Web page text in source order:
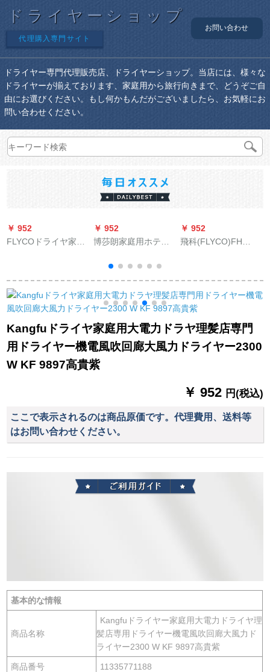
ドライヤーショップ
代理購入専門サイト
お問い合わせ
ドライヤー専門代理販売店、ドライヤーショップ。当店には、様々な
ドライヤーが揃えております、家庭用から旅行向きまで、どうぞご自
由にお選びください。もし何かもんだがございましたら、お気軽にお
問い合わせください。
￥ 952
FLYCOドライヤ家庭
標準装備+エアマーク
スタンド
￥ 952
博莎朗家庭用ホテル
イレに壁挂け式ドラ
イヤのドライヤ浴室
壁挂けけけけドライ
ヤB-551
￥ 952
飛科(FLYCO)FH
イヤは、恒温1200 W
パドルホワイト+エア
マットを折り畳する
ということです。
Kangfuドライヤ家庭用大電力ドラヤ理髪店専門
用ドライヤー機電風吹回廊大風力ドライヤー2300
W KF 9897高貴紫
￥ 952 円(税込)
ここで表示されるのは商品原価です。代理費用、送料等
はお問い合わせください。
基本的な情報
商品名称
Kangfuドライヤー家庭用大電力ドライヤ理
髪店専用ドライヤー機電風吹回廊大風力ド
ライヤー2300 W KF 9897高貴紫
商品番号 11335771188